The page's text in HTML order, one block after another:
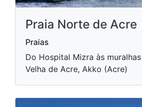
Praia Norte de Acre
Praias
Do Hospital Mizra às
Velha de Acre, Akko (Acre)